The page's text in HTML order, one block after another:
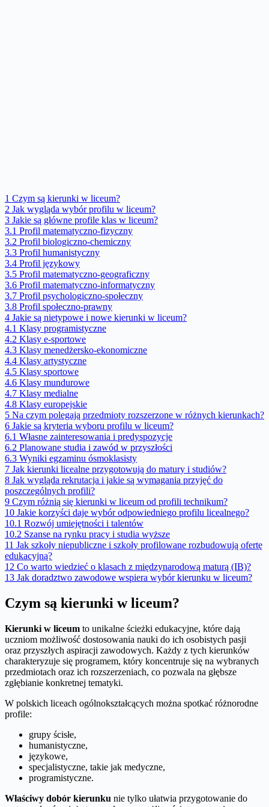
1 Czym są kierunki w liceum?
2 Jak wygląda wybór profilu w liceum?
3 Jakie są główne profile klas w liceum?
3.1 Profil matematyczno-fizyczny
3.2 Profil biologiczno-chemiczny
3.3 Profil humanistyczny
3.4 Profil językowy
3.5 Profil matematyczno-geograficzny
3.6 Profil matematyczno-informatyczny
3.7 Profil psychologiczno-społeczny
3.8 Profil społeczno-prawny
4 Jakie są nietypowe i nowe kierunki w liceum?
4.1 Klasy programistyczne
4.2 Klasy e-sportowe
4.3 Klasy menedżersko-ekonomiczne
4.4 Klasy artystyczne
4.5 Klasy sportowe
4.6 Klasy mundurowe
4.7 Klasy medialne
4.8 Klasy europejskie
5 Na czym polegają przedmioty rozszerzone w różnych kierunkach?
6 Jakie są kryteria wyboru profilu w liceum?
6.1 Własne zainteresowania i predyspozycje
6.2 Planowane studia i zawód w przyszłości
6.3 Wyniki egzaminu ósmoklasisty
7 Jak kierunki licealne przygotowują do matury i studiów?
8 Jak wygląda rekrutacja i jakie są wymagania przyjęć do
poszczególnych profili?
9 Czym różnią się kierunki w liceum od profili technikum?
10 Jakie korzyści daje wybór odpowiedniego profilu licealnego?
10.1 Rozwój umiejętności i talentów
10.2 Szanse na rynku pracy i studia wyższe
11 Jak szkoły niepubliczne i szkoły profilowane rozbudowują ofertę
edukacyjną?
12 Co warto wiedzieć o klasach z międzynarodową maturą (IB)?
13 Jak doradztwo zawodowe wspiera wybór kierunku w liceum?
Czym są kierunki w liceum?
Kierunki w liceum to unikalne ścieżki edukacyjne, które dają
uczniom możliwość dostosowania nauki do ich osobistych pasji
oraz przyszłych aspiracji zawodowych. Każdy z tych kierunków
charakteryzuje się programem, który koncentruje się na wybranych
przedmiotach oraz ich rozszerzeniach, co pozwala na głębsze
zgłębianie konkretnej tematyki.
W polskich liceach ogólnokształcących można spotkać różnorodne
profile:
grupy ścisłe,
humanistyczne,
językowe,
specjalistyczne, takie jak medyczne,
programistyczne.
Właściwy dobór kierunku nie tylko ułatwia przygotowanie do